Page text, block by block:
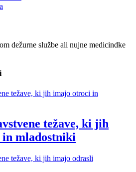
dežurne službe ali nujne medicindke
težave, ki jih
mladostniki